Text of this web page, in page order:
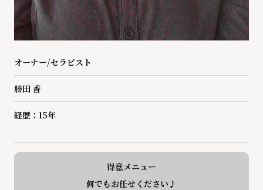
オーナー/セラピスト
勝田 香
経歴：15​​​​​​​年
得意メニュー
何でもお任せください♪